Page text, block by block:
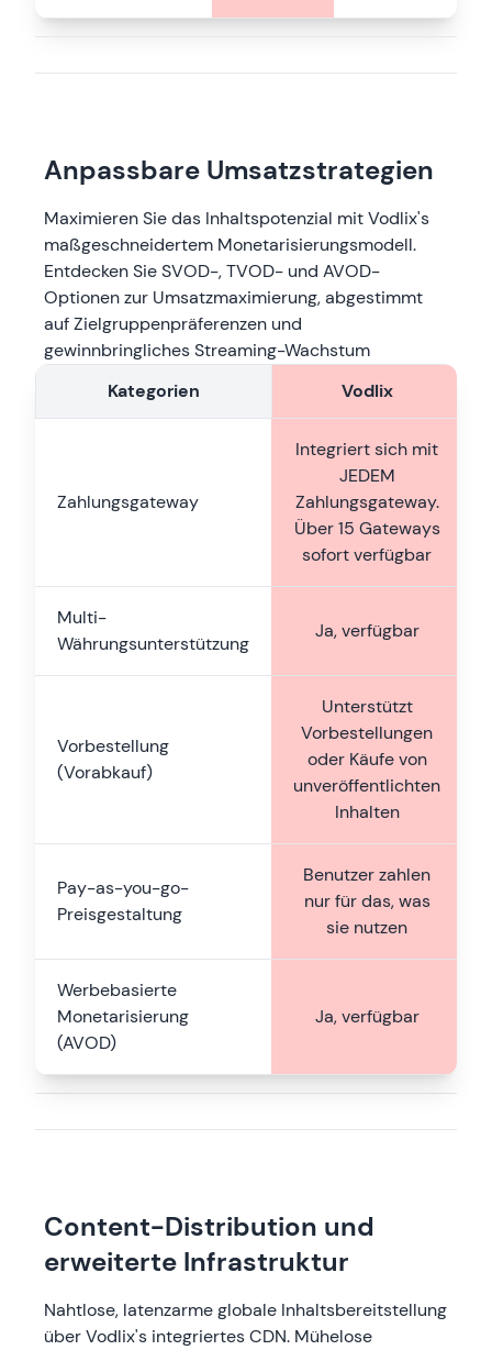
Anpassbare Umsatzstrategien
Maximieren Sie das Inhaltspotenzial mit Vodlix's
maßgeschneidertem Monetarisierungsmodell.
Entdecken Sie SVOD-, TVOD- und AVOD-
Optionen zur Umsatzmaximierung, abgestimmt
auf Zielgruppenpräferenzen und
gewinnbringliches Streaming-Wachstum
Kategorien
Vodlix
Zahlungsgateway
Integriert sich mit
JEDEM
Zahlungsgateway.
Über 15 Gateways
sofort verfügbar
Multi-
Währungsunterstützung
Ja, verfügbar
Vorbestellung
(Vorabkauf)
Unterstützt
Vorbestellungen
oder Käufe von
unveröffentlichten
Inhalten
Pay-as-you-go-
Preisgestaltung
Benutzer zahlen
nur für das, was
sie nutzen
Werbebasierte
Monetarisierung
(AVOD)
Ja, verfügbar
Content-Distribution und
erweiterte Infrastruktur
Nahtlose, latenzarme globale Inhaltsbereitstellung
über Vodlix's integriertes CDN. Mühelose